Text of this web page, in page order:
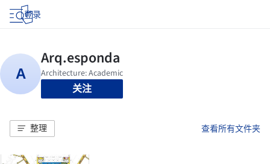
登录
关注
整理 查看所有文件夹